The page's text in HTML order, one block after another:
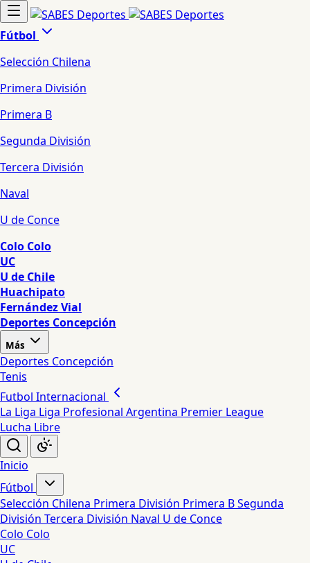
Fútbol
Selección Chilena
Primera División
Primera B
Segunda División
Tercera División
Naval
U de Conce
Colo Colo
UC
U de Chile
Huachipato
Fernández Vial
Deportes Concepción
Más
Deportes Concepción
Tenis
Futbol Internacional
La Liga Liga Profesional Argentina Premier League
Lucha Libre
Inicio
Fútbol
Selección Chilena Primera División Primera BSegunda
División Tercera División Naval U de Conce
Colo Colo
UC